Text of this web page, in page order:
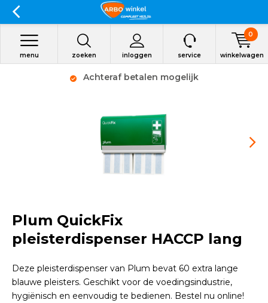
zoeken inloggen
menu service winkelwagen
0
Achteraf betalen mogelijk
Plum QuickFix
pleisterdispenser HACCP lang
Deze pleisterdispenser van Plum bevat 60 extra lange
blauwe pleisters. Geschikt voor de voedingsindustrie,
hygiënisch en eenvoudig te bedienen. Bestel nu online!